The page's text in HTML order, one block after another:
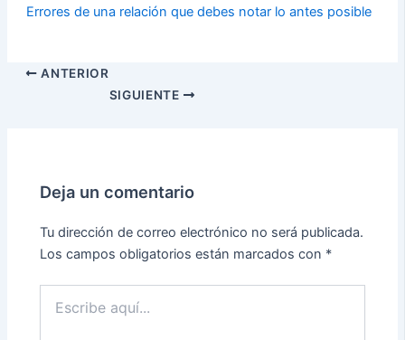
Errores de una relación que debes notar lo antes posible
ANTERIOR
SIGUIENTE
Deja un comentario
Tu dirección de correo electrónico no será publicada.
Los campos obligatorios están marcados con *
aquí...